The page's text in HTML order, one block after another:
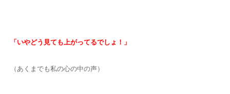
「いやどう見ても上がってるでしょ！」
（あくまでも私の心の中の声）